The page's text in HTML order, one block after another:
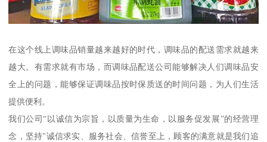
在这个线上调味品销量越来越好的时代，调味品的配送需求就越来
越大。有需求就有市场，而调味品配送公司能够解决人们调味品安
全上的问题，能够保证调味品按时保质送的时间问题，为人们生活
提供便利。
我们公司“以诚信为宗旨，以质量为生命，以服务促发展”的经营理
念，坚持"诚信求实、服务社会、信誉至上，顾客的满意就是我们追